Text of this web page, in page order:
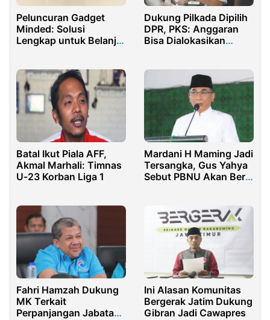
Peluncuran Gadget
Minded: Solusi
Lengkap untuk Belanja
Indonesia
Dukung Pilkada Dipilih
DPR, PKS: Anggaran
Bisa Dialokasikan
Batal Ikut Piala AFF,
Akmal Marhali: Timnas
U-23 Korban Liga 1
Mardani H Maming Jadi
Tersangka, Gus Yahya
Sebut PBNU Akan Beri
Fahri Hamzah Dukung
MK Terkait
Perpanjangan Jabatan
Ini Alasan Komunitas
Bergerak Jatim Dukung
Gibran Jadi Cawapres